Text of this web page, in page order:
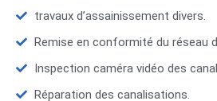
travaux d’assainissement divers.
Remise en conformité du réseau
Inspection caméra vidéo des
Réparation des canalisations.